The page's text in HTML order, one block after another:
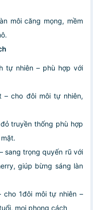
môi căng mọng, mềm
tự nhiên – phù hợp với
– cho đôi môi tự nhiên,
truyền thống phù hợp
sang trọng quyến rũ với
giúp bừng sáng làn
cho 1đôi môi tự nhiên –
mọi phong cách